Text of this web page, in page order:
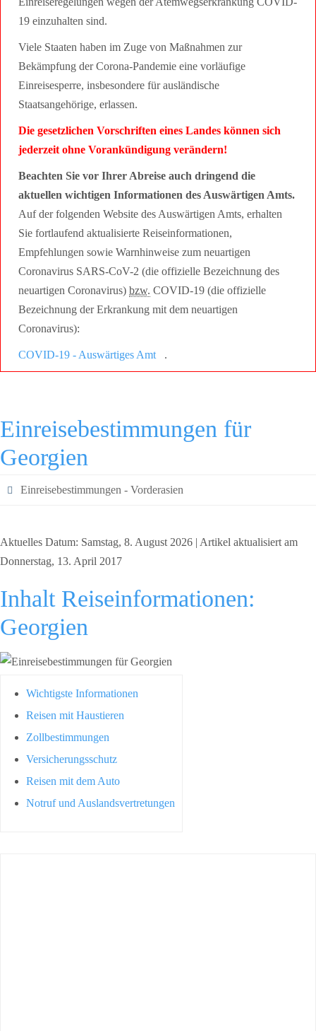
19 einzuhalten sind.
Viele Staaten haben im Zuge von Maßnahmen zur
Bekämpfung der Corona-Pandemie eine vorläufige
Einreisesperre, insbesondere für ausländische
Staatsangehörige, erlassen.
Die gesetzlichen Vorschriften eines Landes können sich
jederzeit ohne Vorankündigung verändern!
Beachten Sie vor Ihrer Abreise auch dringend die
aktuellen wichtigen Informationen des Auswärtigen Amts.
Auf der folgenden Website des Auswärtigen Amts, erhalten
Sie fortlaufend aktualisierte Reiseinformationen,
Empfehlungen sowie Warnhinweise zum neuartigen
Coronavirus SARS-CoV-2 (die offizielle Bezeichnung des
neuartigen Coronavirus) bzw. COVID-19 (die offizielle
Bezeichnung der Erkrankung mit dem neuartigen
Coronavirus):
COVID-19 - Auswärtiges Amt .
Einreisebestimmungen für
Georgien
Einreisebestimmungen - Vorderasien
Aktuelles Datum: Samstag, 8. August 2026 | Artikel aktualisiert am
Donnerstag, 13. April 2017
Inhalt Reiseinformationen:
Georgien
Wichtigste Informationen
Reisen mit Haustieren
Zollbestimmungen
Versicherungsschutz
Reisen mit dem Auto
Notruf und Auslandsvertretungen